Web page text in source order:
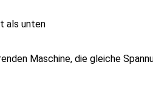
als unten
Maschine, die gleiche